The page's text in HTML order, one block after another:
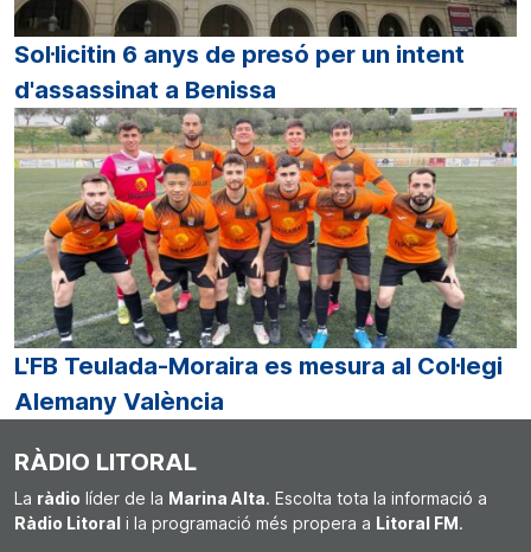
Sol·licitin 6 anys de presó per un intent
d'assassinat a Benissa
L'FB Teulada-Moraira es mesura al Col·legi
Alemany València
RÀDIO LITORAL
La ràdio líder de la Marina Alta. Escolta tota la informació a
Ràdio Litoral i la programació més propera a Litoral FM.